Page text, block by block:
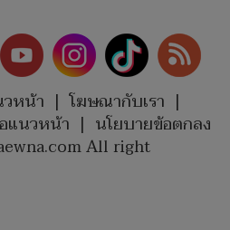
หน้า | โฆษณากับเรา |
แนวหน้า | นโยบายข้อตกลง
All right